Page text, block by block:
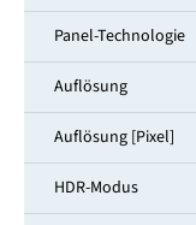
Panel-Technologie
Auflösung
Auflösung [Pixel]
HDR-Modus